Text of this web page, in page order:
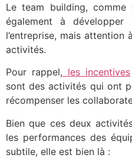
Le team building,
également à
l’entreprise, mais
activités.
Pour rappel, les incentives
sont des activités qui ont
récompenser les
Bien que ces deux
les performances des
subtile, elle est bien là :